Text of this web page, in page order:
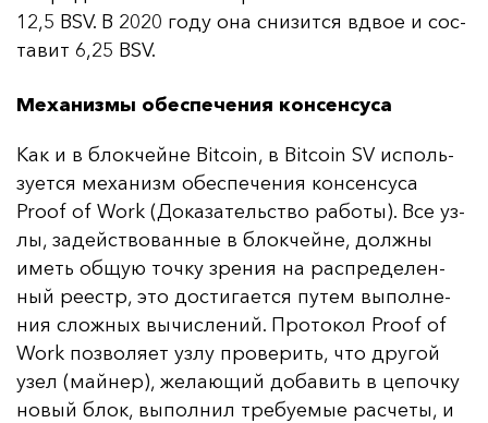
12,5 BSV. В 2020 го­ду она сни­зит­ся вдвое и сос­
та­вит 6,25 BSV.
Механизмы обеспечения консенсуса
Как и в блок­чей­не Bitcoin, в Bitcoin SV ис­поль­
зу­ет­ся ме­ха­низм обес­пе­че­ния кон­сен­су­са
Proof of Work (До­ка­за­тель­ство ра­бо­ты). Все уз­
лы, за­дей­ство­ван­ные в блок­чей­не, дол­жны
иметь об­щую точ­ку зре­ния на рас­пре­де­лен­
ный ре­естр, это дос­ти­га­ет­ся пу­тем вы­пол­не­
ния слож­ных вы­чис­ле­ний. Про­то­кол Proof of
Work поз­во­ля­ет уз­лу про­ве­рить, что дру­гой
узел (май­нер), же­ла­ющий до­ба­вить в це­поч­ку
но­вый блок, вы­пол­нил тре­бу­емые рас­че­ты, и